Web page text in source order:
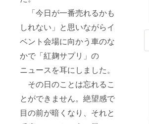
「今日が一番売れるかも
しれない」と思いながらイ
ベント会場に向かう車のな
かで「紅麹サプリ」の
ニュースを耳にしました。
その日のことは忘れるこ
とができません。絶望感で
目の前が暗くなり、それと